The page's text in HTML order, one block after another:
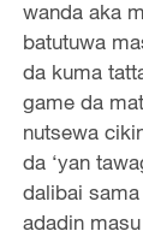
wanda aka
batutuwa
da kuma
game da
nutsewa
da ‘yan
dalibai
adadin